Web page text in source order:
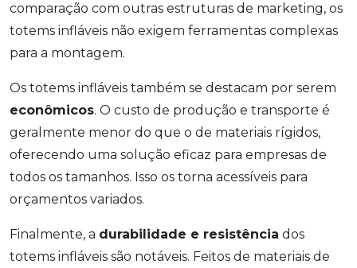
comparação com outras estruturas de marketing, os
totems infláveis não exigem ferramentas complexas
para a montagem.
Os totems infláveis também se destacam por serem
econômicos. O custo de produção e transporte é
geralmente menor do que o de materiais rígidos,
oferecendo uma solução eficaz para empresas de
todos os tamanhos. Isso os torna acessíveis para
orçamentos variados.
Finalmente, a durabilidade e resistência dos
totems infláveis são notáveis. Feitos de materiais de